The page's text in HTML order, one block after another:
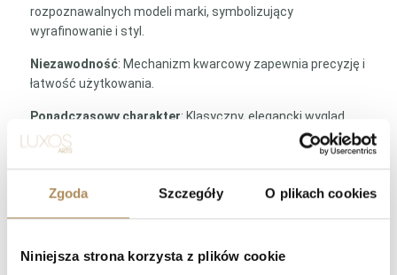
Zgoda Szczegóły O plikach cookies
Niniejsza strona korzysta z plików cookie
rozpoznawalnych modeli marki, symbolizujący
wyrafinowanie i styl.
Niezawodność: Mechanizm kwarcowy zapewnia precyzję i
łatwość użytkowania.
Ponadczasowy charakter: Klasyczny, elegancki wygląd
sprawia, że zegarek doskonale pasuje zarówno do
formalnych, jak i codziennych stylizacji.
Cartier Panthère Small Ref. 1070 to idealny wybór dla
czasomierzem, ale również wyjątkowym dodatkiem